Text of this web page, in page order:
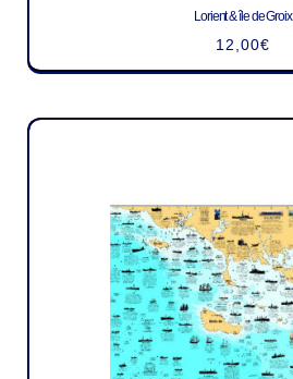
Lorient & île de Groix
12,00€